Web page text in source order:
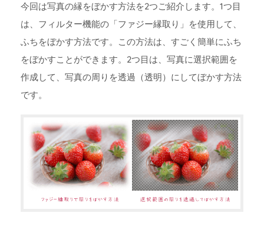
今回は写真の縁をぼかす方法を2つご紹介します。1つ目
は、フィルター機能の「ファジー縁取り」を使用して、
ふちをぼかす方法です。この方法は、すごく簡単にふち
をぼかすことができます。2つ目は、写真に選択範囲を
作成して、写真の周りを透過（透明）にしてぼかす方法
です。